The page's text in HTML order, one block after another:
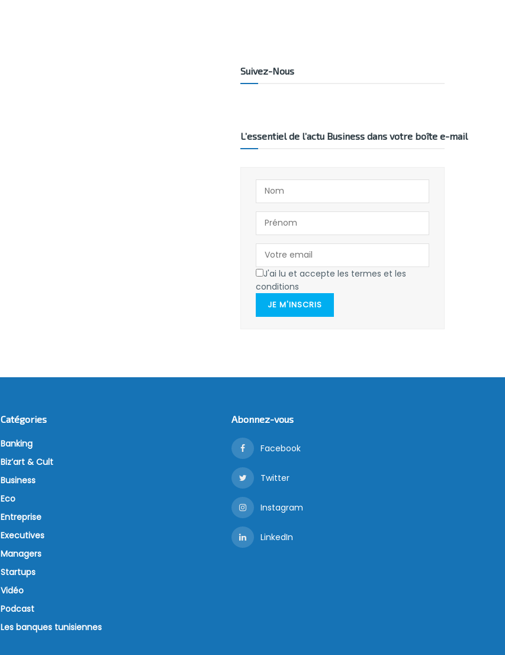
Suivez-Nous
L’essentiel de l’actu Business dans votre boîte e-mail
J'ai lu et accepte les termes et les
conditions
JE M'INSCRIS
Catégories
Banking
Biz’art & Cult
Business
Eco
Entreprise
Executives
Managers
Startups
Vidéo
Podcast
Les banques tunisiennes
Abonnez-vous
Facebook
Twitter
Instagram
LinkedIn